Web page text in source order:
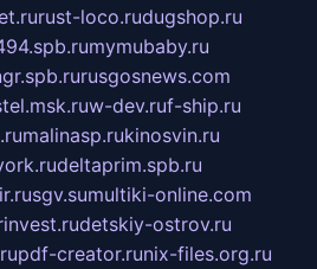
rust-loco.rudugshop.ru
mymubaby.ru
rusgosnews.com
w-dev.ruf-ship.ru
malinasp.rukinosvin.ru
deltaprim.spb.ru
sgv.sumultiki-online.com
detskiy-ostrov.ru
pdf-creator.runix-files.org.ru